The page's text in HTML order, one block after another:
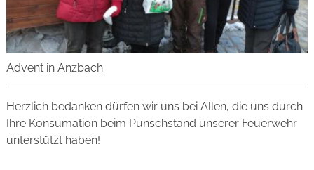
Advent in Anzbach
Herzlich bedanken dürfen wir uns bei Allen, die uns durch
Ihre Konsumation beim Punschstand unserer Feuerwehr
unterstützt haben!